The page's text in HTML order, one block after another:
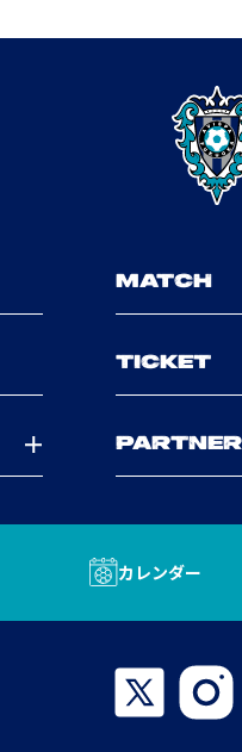
MATCH
TICKET
PARTNER
カレンダー